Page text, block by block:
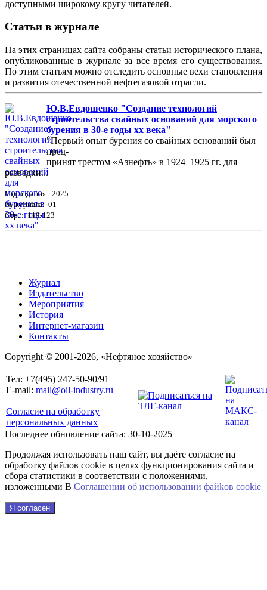
доступными широкому кругу читателей.
Статьи в журнале
На этих страницах сайта собраны статьи исторического плана,
опубликованные в журнале за все время его существования.
По этим статьям можно отследить основные вехи становления
и развития отечественной нефтегазовой отрасли.
Ю.В.Евдошенко "Создание технологий
строительства свайных оснований для морского
бурения в 30-е годы хх века"
"Первый опыт бурения со свайных оснований был
пред-
принят трестом «Азнефть» в 1924–1925 гг. для
разведки...
Год издания: 2025
№ журнала: 01
Стр. : 119-123
Журнал
Издательство
Мероприятия
История
Интернет-магазин
Контакты
Copyright © 2001-2026, «Нефтяное хозяйство»
Тел: +7(495) 247-50-90/91
E-mail: mail@oil-industry.ru
Согласие на обработку
персональных данных
Последнее обновление сайта: 30-10-2025
Продолжая использовать наш сайт, вы даёте согласие на
обработку файлов cookie в целях функционирования сайта и
сбора статистики в соответствии с положениями,
изложенными В Соглашении об использовании файkов cookie
Я согласен